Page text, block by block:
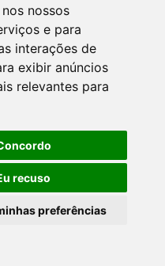
nossos
e para
interações de
exibir anúncios
relevantes para
recuso
preferências